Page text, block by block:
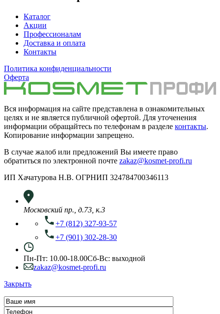
Каталог
Акции
Профессионалам
Доставка и оплата
Контакты
Политика конфиденциальности
Оферта
Вся информация на сайте представлена в ознакомительных
целях и не является публичной офертой. Для уточенения
информации обращайтесь по телефонам в разделе контакты.
Копирование информации запрещено.
В случае жалоб или предложений Вы имеете право
обратиться по электронной почте zakaz@kosmet-profi.ru
ИП Хачатурова Н.В. ОГРНИП 324784700346113
Московский пр., д.73, к.3
+7 (812) 327-93-57
+7 (901) 302-28-30
Пн-Пт: 10.00-18.00Сб-Вс: выходной
zakaz@kosmet-profi.ru
Закрыть